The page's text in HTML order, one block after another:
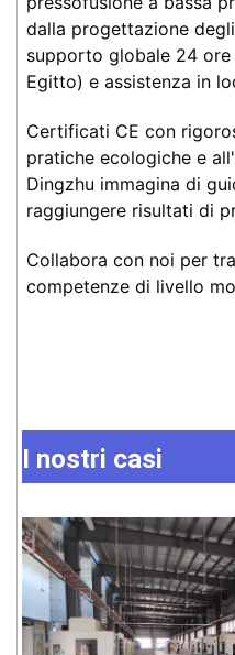
dalla progettazione
supporto globale 24 ore
Egitto) e assistenza in
Certificati CE con
pratiche ecologiche e
Dingzhu immagina di
raggiungere risultati di
Collabora con noi per
competenze di livello
I nostri casi